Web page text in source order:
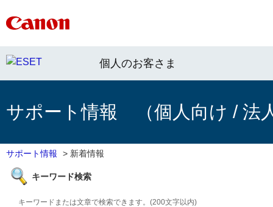
個人のお客さま
サポート情報 （個人向け / 法
サポート情報 > 新着情報
キーワード検索
キーワードまたは文章で検索できます。(200文字以内)